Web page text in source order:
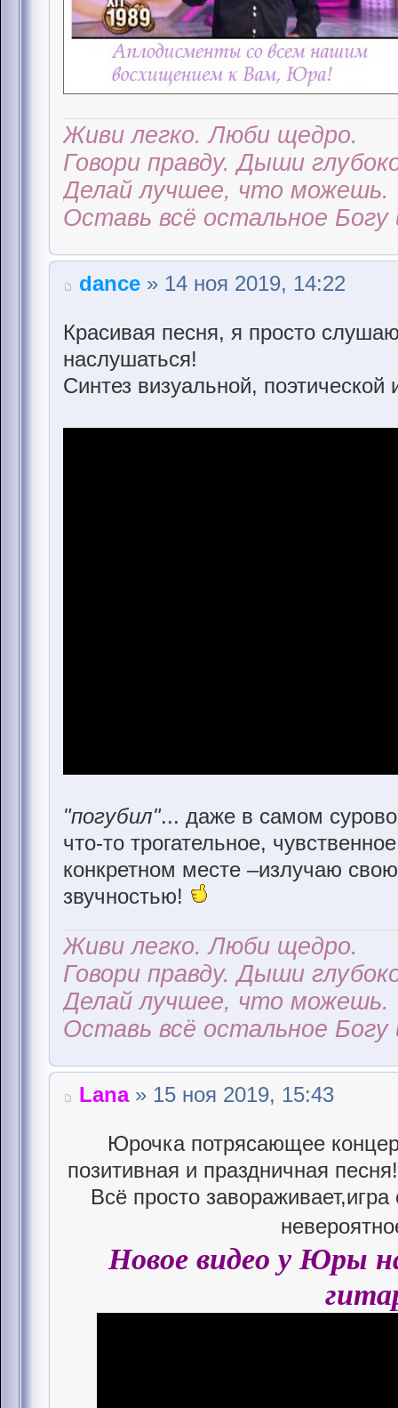
Живи легко. Люби щедро.
Говори правду. Дыши
Делай лучшее, что можешь.
Оставь всё остальное Богу
dance » 14 ноя 2019, 14:22
Красивая песня, я просто
наслушаться!
Синтез визуальной,
"погубил"... даже в самом
что-то трогательное,
конкретном месте –излучаю
звучностью!
Живи легко. Люби щедро.
Говори правду. Дыши
Делай лучшее, что можешь.
Оставь всё остальное Богу
Lana» 15 ноя 2019, 15:43
Юрочка потрясающее
позитивная и праздничная
Всё просто
Новое видео у Юры